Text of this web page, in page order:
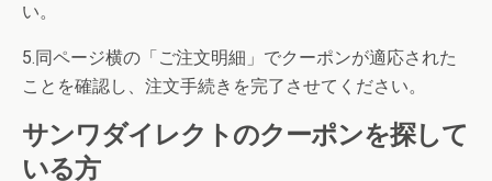
い。
5.同ページ横の「ご注文明細」でクーポンが適応された
ことを確認し、注文手続きを完了させてください。
サンワダイレクトのクーポンを探して
いる方